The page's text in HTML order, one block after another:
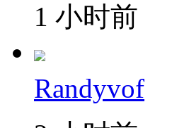
1 小时前
Randyvof